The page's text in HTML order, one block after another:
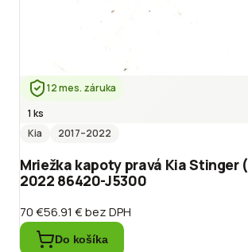
12 mes. záruka
1 ks
Kia
2017–2022
Mriežka kapoty pravá Kia Stinger
2022 86420-J5300
70 €56.91 €bez DPH
Do košíka